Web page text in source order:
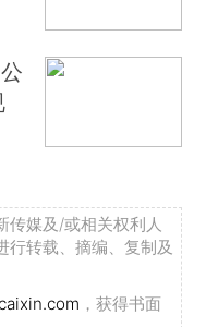
传媒及/或相关权利人
行转载、摘编、复制及
，获得书面